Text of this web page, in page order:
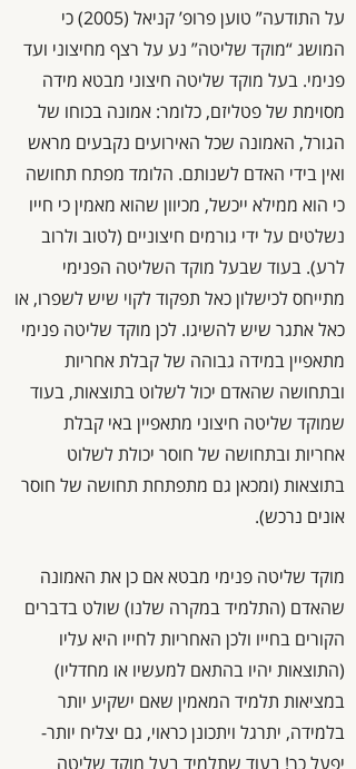
על התודעה” טוען פרופ’ קניאל (2005) כי
המושג “מוקד שליטה” נע על רצף מחיצוני ועד
פנימי. בעל מוקד שליטה חיצוני מבטא מידה
מסוימת של פטליזם, כלומר: אמונה בכוחו של
הגורל, האמונה שכל האירועים נקבעים מראש
ואין בידי האדם לשנותם. הלומד מפתח תחושה
כי הוא ממילא ייכשל, מכיוון שהוא מאמין כי חייו
נשלטים על ידי גורמים חיצוניים (לטוב ולרוב
לרע). בעוד שבעל מוקד השליטה הפנימי
מתייחס לכישלון כאל תפקוד לקוי שיש לשפרו, או
כאל אתגר שיש להשיגו. לכן מוקד שליטה פנימי
מתאפיין במידה גבוהה של קבלת אחריות
ובתחושה שהאדם יכול לשלוט בתוצאות, בעוד
שמוקד שליטה חיצוני מתאפיין באי קבלת
אחריות ובתחושה של חוסר יכולת לשלוט
בתוצאות (ומכאן גם מתפתחת תחושה של חוסר
אונים נרכש).
מוקד שליטה פנימי מבטא אם כן את האמונה
שהאדם (התלמיד במקרה שלנו) שולט בדברים
הקורים בחייו ולכן האחריות לחייו היא עליו
(התוצאות יהיו בהתאם למעשיו או מחדליו)
במציאות תלמיד המאמין שאם ישקיע יותר
בלמידה, יתרגל ויתכונן כראוי, גם יצליח יותר-
יפעל כך! בעוד שתלמיד בעל מוקד שליטה